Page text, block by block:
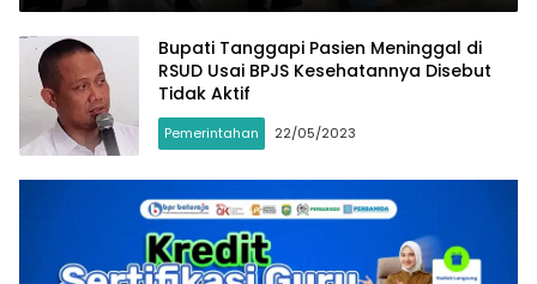
Bupati Tanggapi Pasien Meninggal di
RSUD Usai BPJS Kesehatannya Disebut
Tidak Aktif
Pemerintahan 22/05/2023